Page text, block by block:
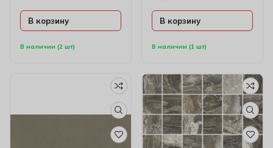
В наличии (2 шт)
В корзину
В наличии (1 шт)
В корзину